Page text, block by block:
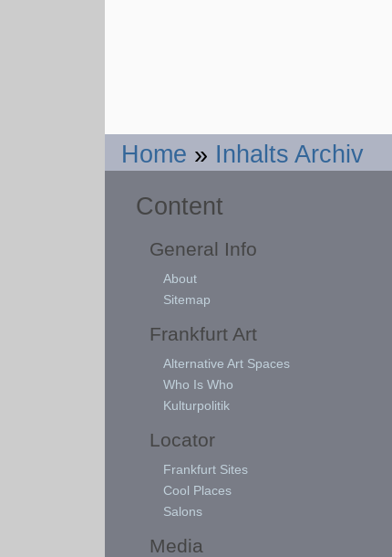
Home » Inhalts Archiv
Content
General Info
About
Sitemap
Frankfurt Art
Alternative Art Spaces
Who Is Who
Kulturpolitik
Locator
Frankfurt Sites
Cool Places
Salons
Media